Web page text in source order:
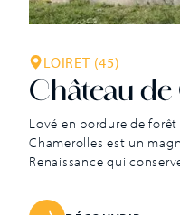
LOIRET (45)
Château
Lové en bordure de
Chamerolles est un
Renaissance qui
ancienne forteresse